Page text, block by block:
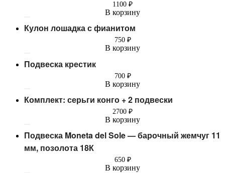
1100 ₽
В корзину
Кулон лошадка с фианитом
750 ₽
В корзину
Подвеска крестик
700 ₽
В корзину
Комплект: серьги конго + 2 подвески
2700 ₽
В корзину
Подвеска Moneta del Sole — барочный жемчуг 11
мм, позолота 18К
650 ₽
В корзину